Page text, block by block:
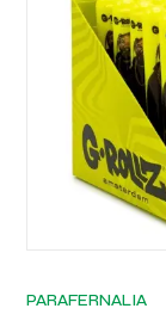
PARAFERNALIA